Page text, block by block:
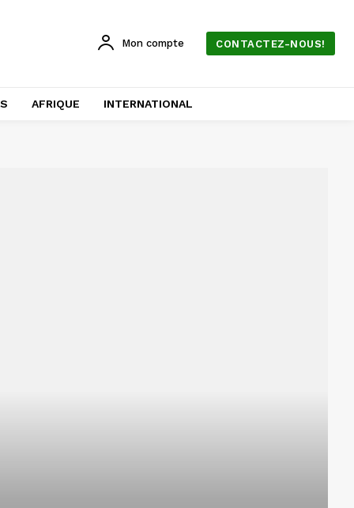
Mon compte CONTACTEZ-NOUS!
AFRIQUE INTERNATIONAL